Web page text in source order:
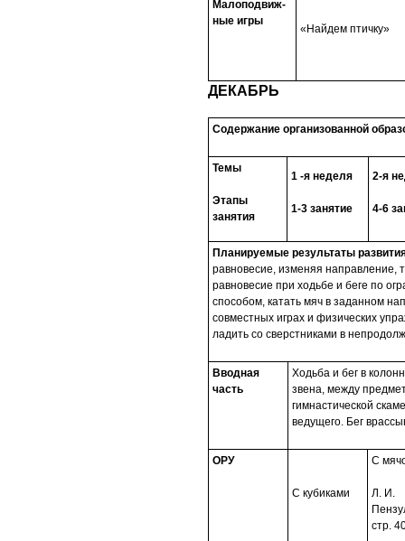
Малоподвиж-
ные игры
«Найдем птичку»
ДЕКАБРЬ
Содержание организованной
Темы
Этапы
занятия
1 -я неделя
1-3 занятие
2-я
4-6
Планируемые результаты
равновесие, изменяя направление,
равновесие при ходьбе и беге по
способом, катать мяч в заданном
совместных играх и физических
ладить со сверстниками в
Вводная
часть
Ходьба и бег в
звена, между
гимнастической
ведущего. Бег
ОРУ
С кубиками
С
Л. И.
стр.